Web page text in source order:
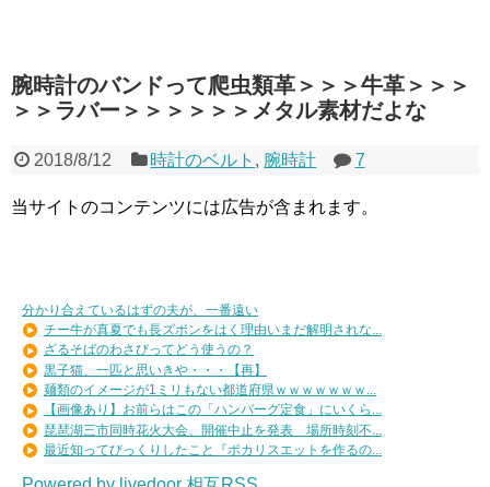
腕時計のバンドって爬虫類革＞＞＞牛革＞＞＞
＞＞ラバー＞＞＞＞＞＞メタル素材だよな
2018/8/12 時計のベルト , 腕時計 7
当サイトのコンテンツには広告が含まれます。
分かり合えているはずの夫が、一番遠い
チー牛が真夏でも長ズボンをはく理由いまだ解明されな...
ざるそばのわさびってどう使うの？
黒子猫、一匹と思いきや・・・【再】
麺類のイメージが1ミリもない都道府県ｗｗｗｗｗｗｗ...
【画像あり】お前らはこの「ハンバーグ定食」にいくら...
琵琶湖三市同時花火大会、開催中止を発表 場所時刻不...
最近知ってびっくりしたこと『ポカリスエットを作るの...